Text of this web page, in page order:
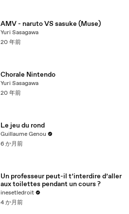
AMV - naruto VS sasuke (Muse)
Yuri Sasagawa
20 年前
Chorale Nintendo
Yuri Sasagawa
20 年前
Le jeu du rond
Guillaume Genou
6 か月前
Un professeur peut-il t’interdire d’aller
aux toilettes pendant un cours ?
inesetledroit
4 か月前